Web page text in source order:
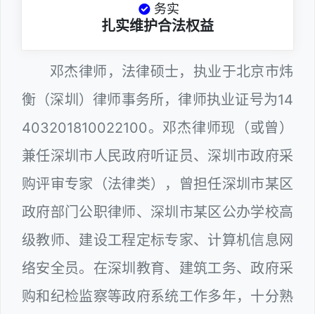
务实
扎实维护合法权益
邓杰律师，法律硕士，执业于北京市炜
衡（深圳）律师事务所，律师执业证号为14
403201810022100。邓杰律师现（或曾）
兼任深圳市人民政府听证员、深圳市政府采
购评审专家（法律类），曾担任深圳市某区
政府部门公职律师、深圳市某区公办学校高
级教师、建设工程定标专家、计算机信息网
络安全员。在深圳教育、建筑工务、政府采
购和纪检监察等政府系统工作多年，十分熟